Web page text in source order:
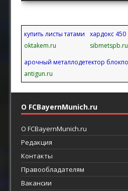
купить листы татами
oktakem.ru
хардокс 450
sibmetspb.ru
арочный металлодетектор
antigun.ru
О FCBayernMunich.ru
О FCBayernMunich.ru
Редакция
Контакты
Правообладателям
Вакансии